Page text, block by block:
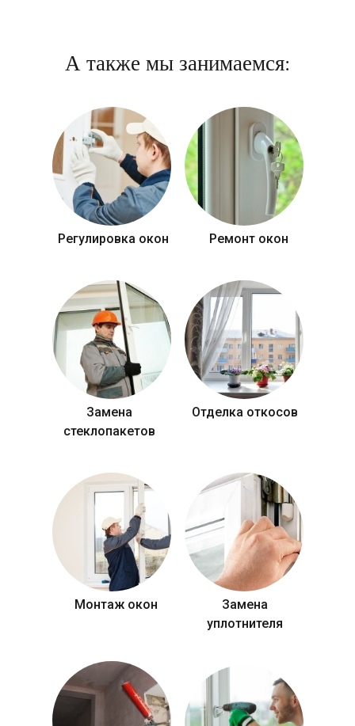
А также мы занимаемся:
Регулировка окон Ремонт окон
Замена
стеклопакетов
Отделка откосов
Монтаж окон
Замена
уплотнителя